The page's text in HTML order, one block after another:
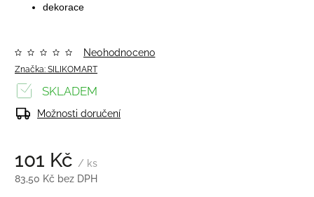
dekorace
Značka: SILIKOMART
Neohodnoceno
101 Kč / ks
83,50 Kč bez DPH
SKLADEM
Možnosti doručení